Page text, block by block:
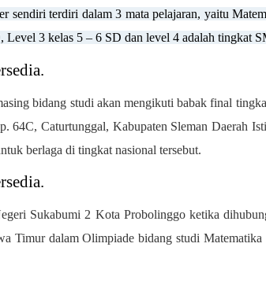
sendiri terdiri dalam 3 mata pelajaran, yaitu
3 kelas 5 – 6 SD dan level 4 adalah tingkat
bidang studi akan mengikuti babak final
64C, Caturtunggal, Kabupaten Sleman Daerah
berlaga di tingkat nasional tersebut.
Sukabumi 2 Kota Probolinggo ketika
Timur dalam Olimpiade bidang studi